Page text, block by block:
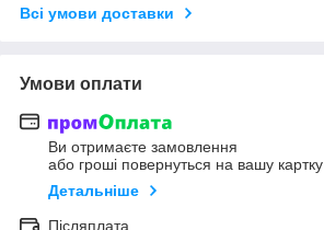
Всі умови доставки
Умови оплати
Ви отримаєте замовлення
або гроші повернуться на вашу картку
Детальніше
Післяплата